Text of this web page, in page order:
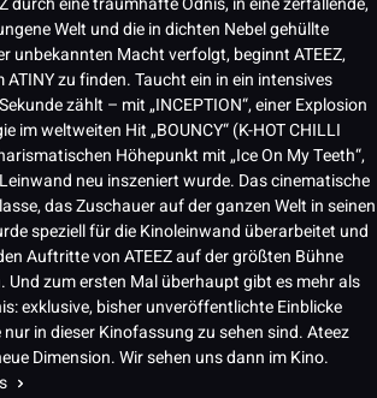
Welt und die in dichten Nebel gehüllte
unbekannten Macht verfolgt, beginnt ATEEZ,
zu finden. Taucht ein in ein intensives
zählt – mit „INCEPTION“, einer Explosion
im weltweiten Hit „BOUNCY“ (K-HOT CHILLI
Höhepunkt mit „Ice On My Teeth“,
neu inszeniert wurde. Das cinematische
das Zuschauer auf der ganzen Welt in seinen
speziell für die Kinoleinwand überarbeitet und
Auftritte von ATEEZ auf der größten Bühne
Und zum ersten Mal überhaupt gibt es mehr als
exklusive, bisher unveröffentlichte Einblicke
in dieser Kinofassung zu sehen sind. Ateez
Dimension. Wir sehen uns dann im Kino.